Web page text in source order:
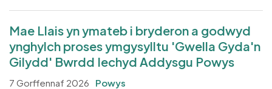
Mae Llais yn ymateb i bryderon a godwyd
ynghylch proses ymgysylltu 'Gwella Gyda'n
Gilydd' Bwrdd Iechyd Addysgu Powys
7 Gorffennaf 2026 Powys